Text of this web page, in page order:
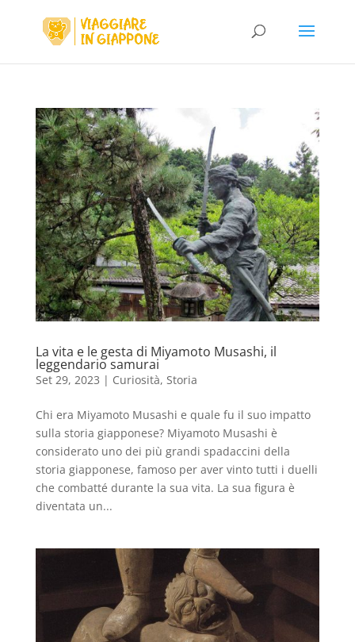
La vita e le gesta di Miyamoto Musashi, il
leggendario samurai
Set 29, 2023 | Curiosità, Storia
Chi era Miyamoto Musashi e quale fu il suo impatto
sulla storia giapponese? Miyamoto Musashi è
considerato uno dei più grandi spadaccini della
storia giapponese, famoso per aver vinto tutti i duelli
che combatté durante la sua vita. La sua figura è
diventata un...